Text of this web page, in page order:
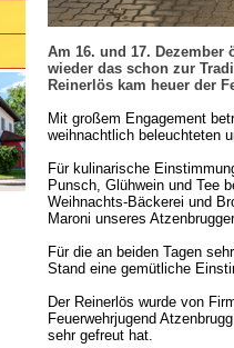
Am 16. und 17. Dezember
wieder das schon zur
Reinerlös kam heuer der
Mit großem Engagement
weihnachtlich beleuchteten
Für kulinarische
Punsch, Glühwein und Tee
Weihnachts-Bäckerei und
Maroni unseres
Für die an beiden Tagen
Stand eine gemütliche
Der Reinerlös wurde von
Feuerwehrjugend
sehr gefreut hat.